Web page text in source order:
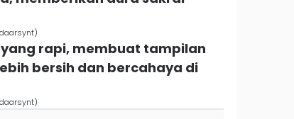
rapi, membuat tampilan
bersih dan bercahaya di